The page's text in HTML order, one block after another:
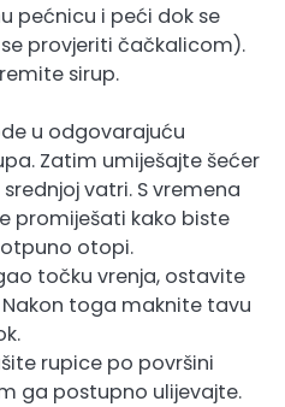
pećnicu i peći dok se
provjeriti čačkalicom).
sirup.
u odgovarajuću
Zatim umiješajte šećer
vatri. S vremena
promiješati kako biste
otopi.
točku vrenja, ostavite
toga maknite tavu
rupice po površini
ga postupno ulijevajte.